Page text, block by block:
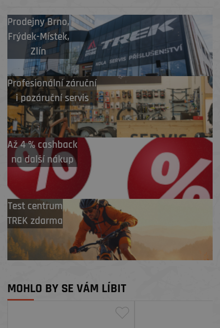
ProdejnyBrno,
Frýdek-Místek,
Zlín
Profesionální záruční
i pozáruční servis
Až 4 % cashback
na další nákup
Test centrum
TREK zdarma
MOHLO BY SE VÁM LÍBIT